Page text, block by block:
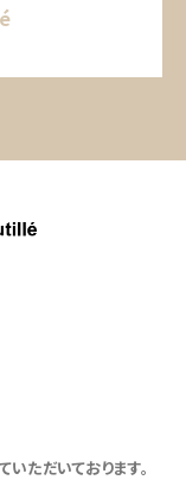
ただいております。